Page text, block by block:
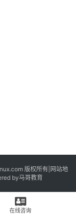
版权所有| 网站地
by马哥教育
在线咨询